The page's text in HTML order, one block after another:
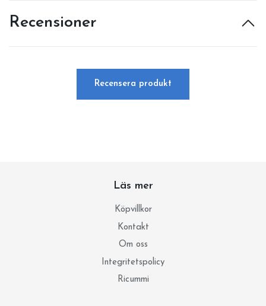
Recensioner
Recensera produkt
Läs mer
Köpvillkor
Kontakt
Om oss
Integritetspolicy
Ricummi